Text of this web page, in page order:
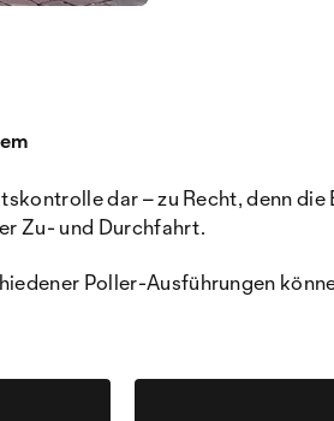
dar – zu Recht, denn
Zu- und Durchfahrt.
Poller-Ausführungen